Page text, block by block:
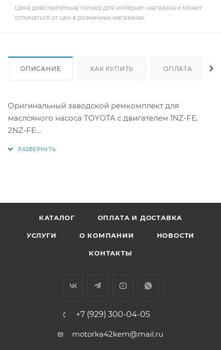
Цена действительна только для интернет-магазина и может
отличаться от цен в розничных магазинах
ОПИСАНИЕ КАК КУПИТЬ ОПЛАТА
Оригинальный заводской ремкомплект для
маслсяного насоса TOYOTA с двигателем 1NZ-FE,
2NZ-FE
КАТАЛОГ ОПЛАТА И ДОСТАВКА
УСЛУГИ О КОМПАНИИ НОВОСТИ
КОНТАКТЫ
+7 (929) 300-04-05
motorka42kem@mail.ru